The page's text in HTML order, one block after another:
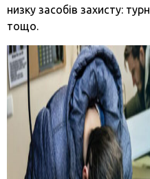
низку засобів захисту:
тощо.